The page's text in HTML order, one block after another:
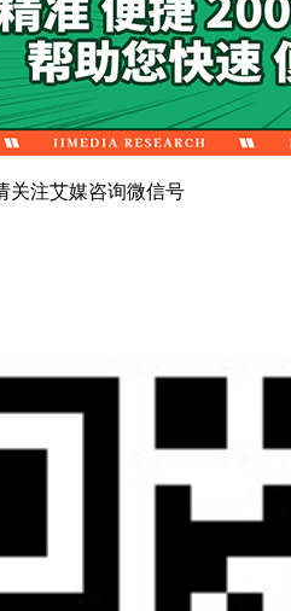
关注艾媒咨询微信号